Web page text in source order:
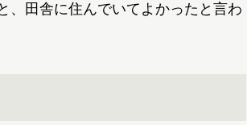
、田舎に住んでいてよかったと言わ